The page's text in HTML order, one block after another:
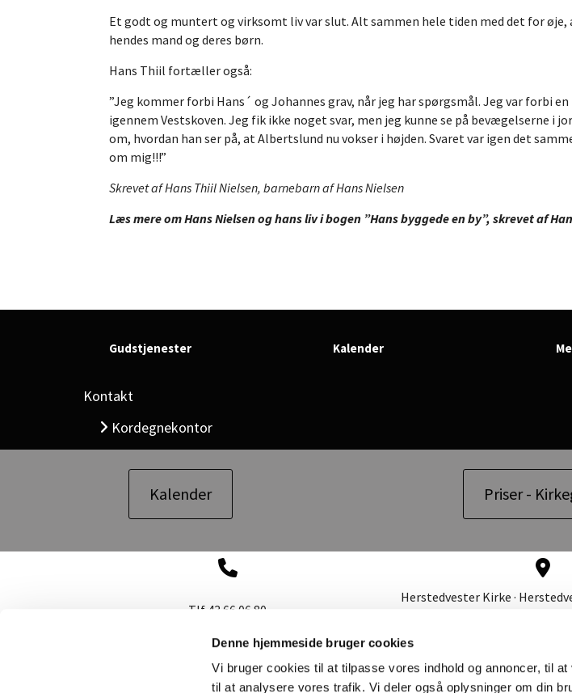
Denne hjemmeside bruger cookies
Vi bruger cookies til at tilpasse vores indhold og annoncer, til
til at analysere vores trafik. Vi deler også oplysninger om din
Et godt og muntert og virksomt liv var slut. Alt sammen hele tiden med det for
hendes mand og deres børn.
Hans Thiil fortæller også:
”Jeg kommer forbi Hans´ og Johannes grav, når jeg har spørgsmål. Jeg var forbi
igennem Vestskoven. Jeg fik ikke noget svar, men jeg kunne se på bevægelserne i
om, hvordan han ser på, at Albertslund nu vokser i højden. Svaret var igen det
om mig!!!”
Skrevet af Hans Thiil Nielsen, barnebarn af Hans Nielsen
Læs mere om Hans Nielsen og hans liv i bogen ”Hans byggede en by”, skrevet af
Gudstjenester Kalender
Kontakt
 Kordegnekontor
Kalender Priser -
Tlf 43 66 06 80
Herstedvester Kirke ·